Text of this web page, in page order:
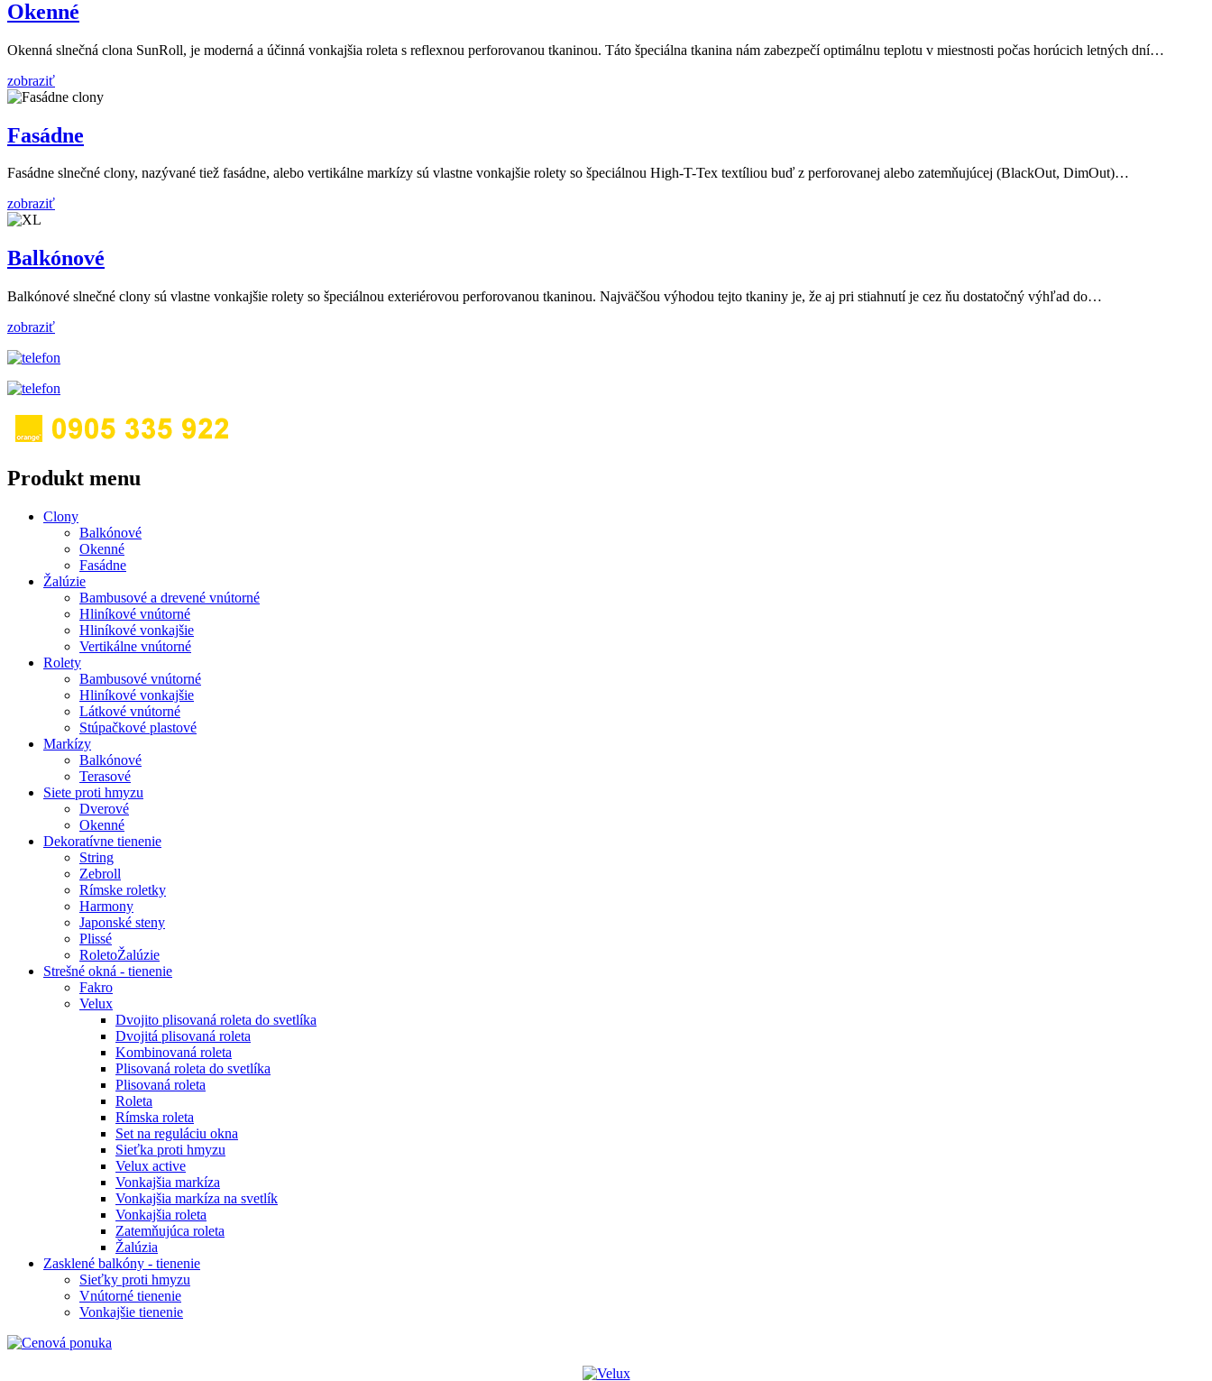
Okenné
Okenná slnečná clona SunRoll, je moderná a účinná vonkajšia roleta s reflexnou perforovanou tkaninou. Táto špeciálna tkanina nám zabezpečí optimálnu teplotu v miestnosti počas horúcich letných dní…
zobraziť
Fasádne
Fasádne slnečné clony, nazývané tiež fasádne, alebo vertikálne markízy sú vlastne vonkajšie rolety so špeciálnou High-T-Tex textíliou buď z perforovanej alebo zatemňujúcej (BlackOut, DimOut)…
zobraziť
Balkónové
Balkónové slnečné clony sú vlastne vonkajšie rolety so špeciálnou exteriérovou perforovanou tkaninou. Najväčšou výhodou tejto tkaniny je, že aj pri stiahnutí je cez ňu dostatočný výhľad do…
zobraziť
Produkt menu
Clony
Balkónové
Okenné
Fasádne
Žalúzie
Bambusové a drevené vnútorné
Hliníkové vnútorné
Hliníkové vonkajšie
Vertikálne vnútorné
Rolety
Bambusové vnútorné
Hliníkové vonkajšie
Látkové vnútorné
Stúpačkové plastové
Markízy
Balkónové
Terasové
Siete proti hmyzu
Dverové
Okenné
Dekoratívne tienenie
String
Zebroll
Rímske roletky
Harmony
Japonské steny
Plissé
RoletoŽalúzie
Strešné okná - tienenie
Fakro
Velux
Dvojito plisovaná roleta do svetlíka
Dvojitá plisovaná roleta
Kombinovaná roleta
Plisovaná roleta do svetlíka
Plisovaná roleta
Roleta
Rímska roleta
Set na reguláciu okna
Sieťka proti hmyzu
Velux active
Vonkajšia markíza
Vonkajšia markíza na svetlík
Vonkajšia roleta
Zatemňujúca roleta
Žalúzia
Zasklené balkóny - tienenie
Sieťky proti hmyzu
Vnútorné tienenie
Vonkajšie tienenie